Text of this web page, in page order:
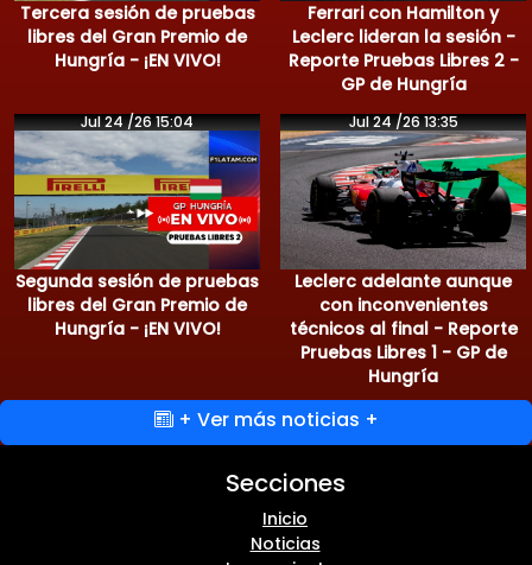
Tercera sesión de pruebas
libres del Gran Premio de
Hungría - ¡EN VIVO!
Ferrari con Hamilton y
Leclerc lideran la sesión -
Reporte Pruebas Libres 2 -
GP de Hungría
Jul 24 /26 15:04
Segunda sesión de pruebas
libres del Gran Premio de
Hungría - ¡EN VIVO!
Jul 24 /26 13:35
Leclerc adelante aunque
con inconvenientes
técnicos al final - Reporte
Pruebas Libres 1 - GP de
Hungría
+ Ver más noticias +
Secciones
Inicio
Noticias